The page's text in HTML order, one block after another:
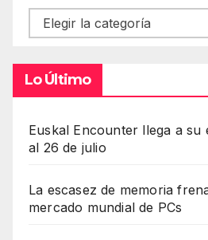
Contenidos
Lo Último
Euskal Encounter llega a su
al 26 de julio
La escasez de memoria
mercado mundial de PCs